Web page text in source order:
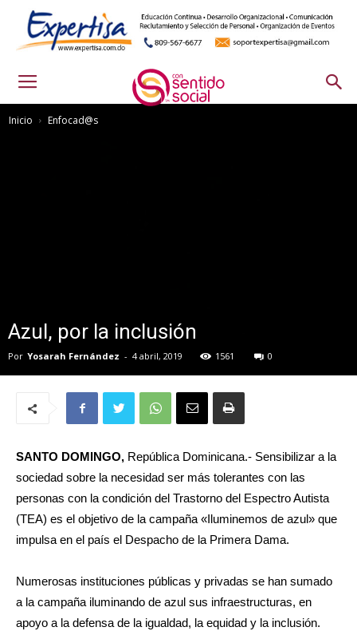
Inicio Enfocad@s
Azul, por la inclusión
Por Yosarah Fernández - 4 abril, 2019 1561 0
SANTO DOMINGO, República Dominicana.- Sensibilizar a la
sociedad sobre la necesidad ser más tolerantes con las
personas con la condición del Trastorno del Espectro Autista
(TEA) es el objetivo de la campaña «Iluminemos de azul» que
impulsa en el país el Despacho de la Primera Dama.
Numerosas instituciones públicas y privadas se han sumado
a la campaña iluminando de azul sus infraestructuras, en
apoyo a la defensa de la igualdad, la equidad y la inclusión.